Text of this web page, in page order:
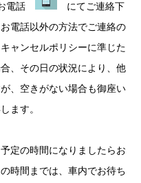
電話
にてご連絡下
電話以外の方法でご連絡の
ャンセルポリシーに準じた
、その日の状況により、他
、空きがない場合も御座い
ます。
定の時間になりましたらお
時間までは、車内でお待ち